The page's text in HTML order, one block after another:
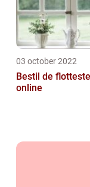
03 october 2022
Bestil de
online